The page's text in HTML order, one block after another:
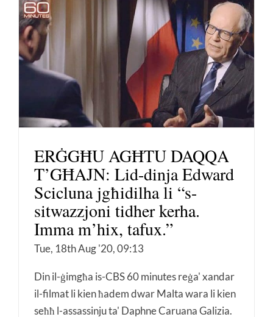
ERĠGĦU AGĦTU DAQQA
T’GĦAJN: Lid-dinja Edward
Scicluna jgħidilha li “s-
sitwazzjoni tidher kerha.
Imma m’hix, tafux.”
Tue, 18th Aug '20, 09:13
Din il-ġimgħa is-CBS 60 minutes reġa' xandar
il-filmat li kien ħadem dwar Malta wara li kien
seħħ l-assassinju ta' Daphne Caruana Galizia.